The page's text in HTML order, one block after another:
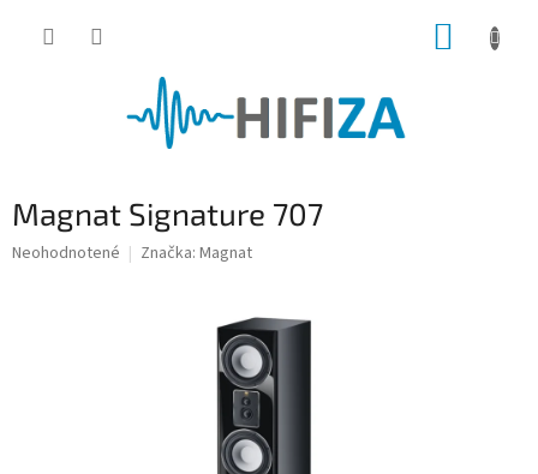
Magnat Signature 707
Priemerné
Neohodnotené Značka: Magnat